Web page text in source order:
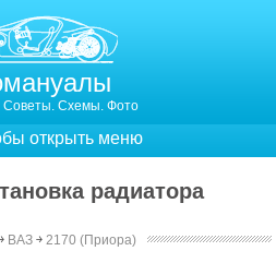
Советы. Схемы. Фото
открыть меню
радиатора
ВАЗ ￫ 2170 (Приора)